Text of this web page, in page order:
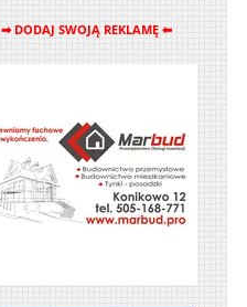
➡ DODAJ SWOJĄ REKLAMĘ ⬅